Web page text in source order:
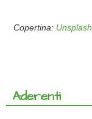
Copertina: Unsplash
Aderenti